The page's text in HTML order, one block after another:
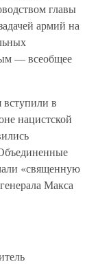
главы
армий на
— всеобщее
в
нацистской
«священную
Макса